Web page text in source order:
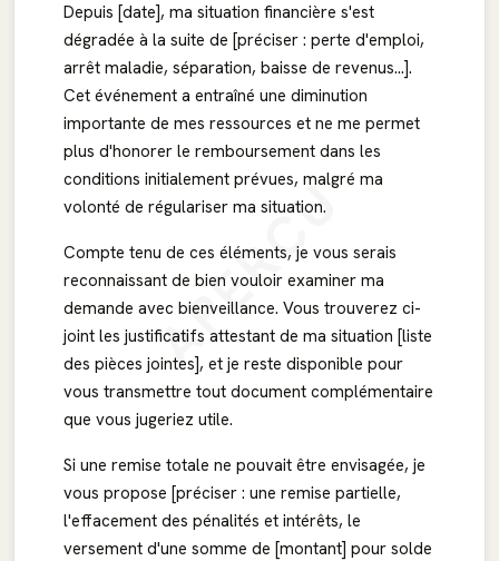
APERÇU
Depuis [date], ma situation financière s'est
dégradée à la suite de [préciser : perte d'emploi,
arrêt maladie, séparation, baisse de revenus...].
Cet événement a entraîné une diminution
importante de mes ressources et ne me permet
plus d'honorer le remboursement dans les
conditions initialement prévues, malgré ma
volonté de régulariser ma situation.
Compte tenu de ces éléments, je vous serais
reconnaissant de bien vouloir examiner ma
demande avec bienveillance. Vous trouverez ci-
joint les justificatifs attestant de ma situation [liste
des pièces jointes], et je reste disponible pour
vous transmettre tout document complémentaire
que vous jugeriez utile.
Si une remise totale ne pouvait être envisagée, je
vous propose [préciser : une remise partielle,
l'effacement des pénalités et intérêts, le
versement d'une somme de [montant] pour solde